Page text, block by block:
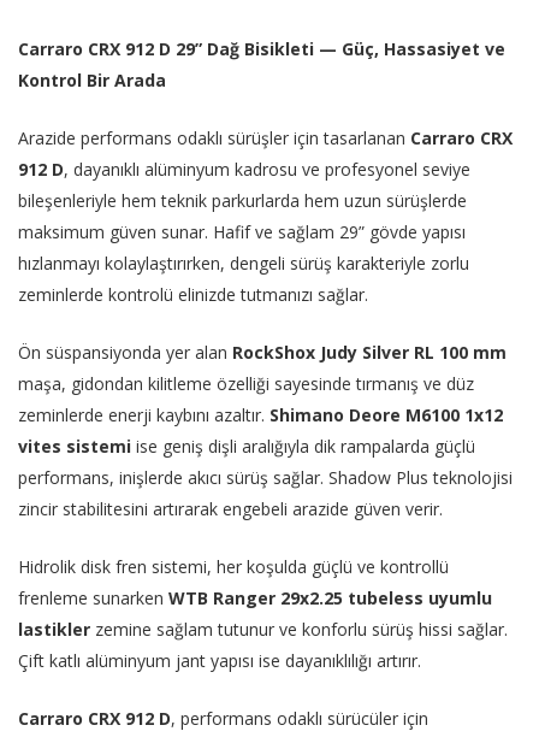
Carraro CRX 912 D 29” Dağ Bisikleti — Güç, Hassasiyet ve
Kontrol Bir Arada
Arazide performans odaklı sürüşler için tasarlanan Carraro CRX
912 D, dayanıklı alüminyum kadrosu ve profesyonel seviye
bileşenleriyle hem teknik parkurlarda hem uzun sürüşlerde
maksimum güven sunar. Hafif ve sağlam 29” gövde yapısı
hızlanmayı kolaylaştırırken, dengeli sürüş karakteriyle zorlu
zeminlerde kontrolü elinizde tutmanızı sağlar.
Ön süspansiyonda yer alan RockShox Judy Silver RL 100 mm
maşa, gidondan kilitleme özelliği sayesinde tırmanış ve düz
zeminlerde enerji kaybını azaltır. Shimano Deore M6100 1x12
vites sistemi ise geniş dişli aralığıyla dik rampalarda güçlü
performans, inişlerde akıcı sürüş sağlar. Shadow Plus teknolojisi
zincir stabilitesini artırarak engebeli arazide güven verir.
Hidrolik disk fren sistemi, her koşulda güçlü ve kontrollü
frenleme sunarken WTB Ranger 29x2.25 tubeless uyumlu
lastikler zemine sağlam tutunur ve konforlu sürüş hissi sağlar.
Çift katlı alüminyum jant yapısı ise dayanıklılığı artırır.
Carraro CRX 912 D, performans odaklı sürücüler için